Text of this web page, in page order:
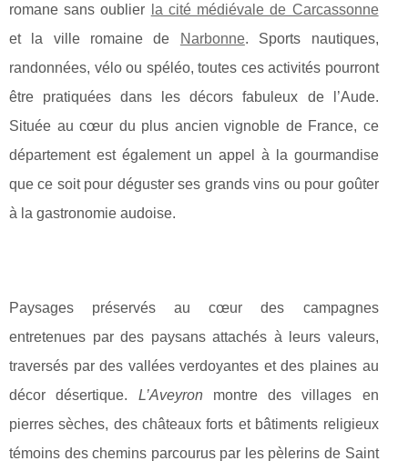
romane sans oublier
la cité médiévale de Carcassonne
et la ville romaine de
Narbonne. Sports nautiques,
randonnées, vélo ou spéléo, toutes ces activités pourront
être pratiquées dans les décors fabuleux de l’Aude.
Située au cœur du plus ancien vignoble de France, ce
département est également un appel à la gourmandise
que ce soit pour déguster ses grands vins ou pour goûter
à la gastronomie audoise.
Paysages préservés au cœur des campagnes
entretenues par des paysans attachés à leurs valeurs,
traversés par des vallées verdoyantes et des plaines au
décor désertique. L’Aveyronmontre des villages en
pierres sèches, des châteaux forts et bâtiments religieux
témoins des chemins parcourus par les pèlerins de Saint